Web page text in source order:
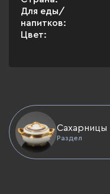
Для еды/
напитков:
Цвет:
Сахарницы
Раздел